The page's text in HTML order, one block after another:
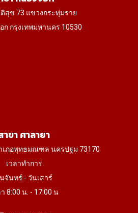
สุข 73 แขวงกระทุ่มราย
ก กรุงเทพมหานคร 10530
าขา ศาลายา
เภอพุทธมณฑล นครปฐม 73170
เวลาทำการ
จันทร์ - วันเสาร์
า 8:00 น. - 17:00 น